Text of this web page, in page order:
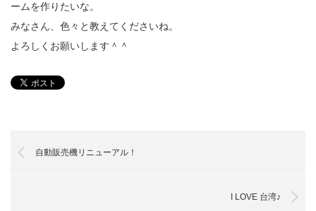
ームを作りたいな。
みなさん、色々と教えてくださいね。
よろしくお願いします＾＾
自動販売機リニューアル！
I LOVE 台湾♪